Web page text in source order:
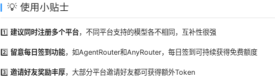
💡 使用小贴士
1️⃣建议同时注册多个平台，不同平台支持的模型各不相同，互补性很强
2️⃣ 留意每日签到功能，如AgentRouter和AnyRouter，每日签到可持续获得免费额度
3️⃣邀请好友奖励丰厚，大部分平台邀请好友都可获得额外Token